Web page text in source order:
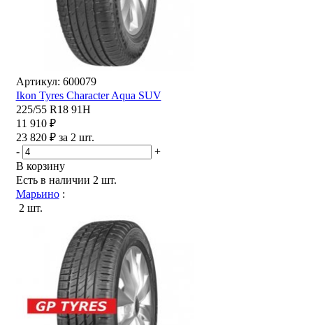
Артикул: 600079
Ikon Tyres Character Aqua SUV
225/55 R18 91H
11 910 ₽
23 820 ₽ за 2 шт.
-
+
В корзину
Есть в наличии 2 шт.
Марьино:
2 шт.